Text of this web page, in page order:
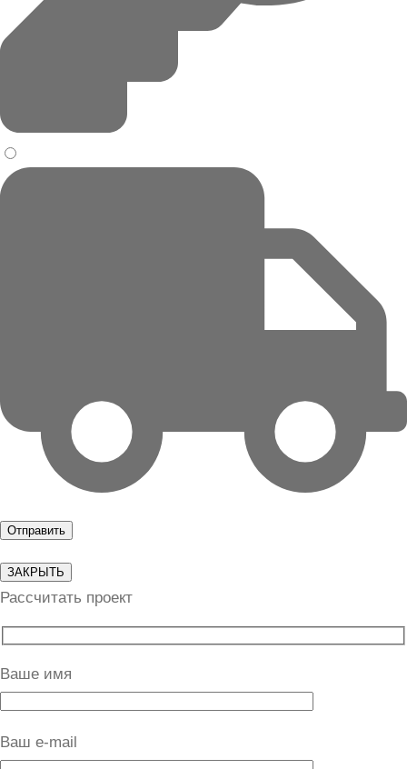
ЗАКРЫТЬ
Рассчитать проект
Ваше имя
Ваш e-mail